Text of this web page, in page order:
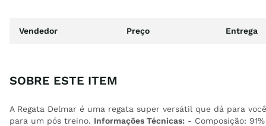
Vendedor Preço Entrega
SOBRE ESTE ITEM
A Regata Delmar é uma regata super versátil que dá para
para um pós treino. Informações Técnicas: - Composição: